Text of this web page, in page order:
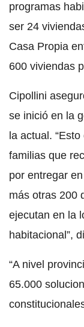
programas
ser 24
Casa Propia
600 viviendas
Cipollini
se inició en la
la actual.
familias que
por entregar
más otras 200
ejecutan en la
habitacional”,
“A nivel
65.000